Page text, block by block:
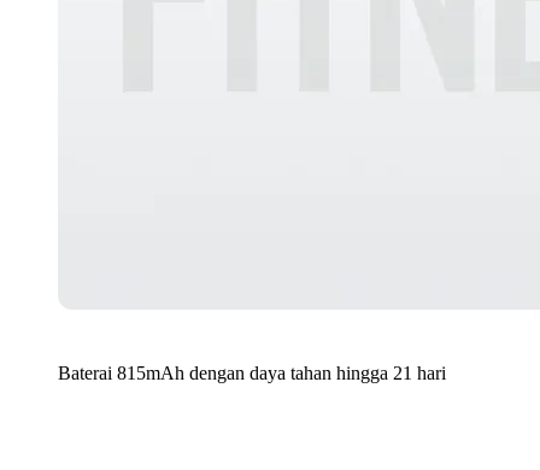
Baterai 815mAh dengan daya tahan hingga 21 hari